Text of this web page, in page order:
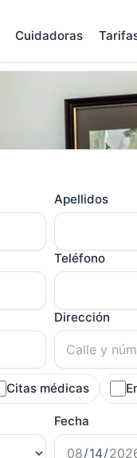
Cuidadoras
Apellidos
Teléfono
Dirección
Citas médicas
Fecha